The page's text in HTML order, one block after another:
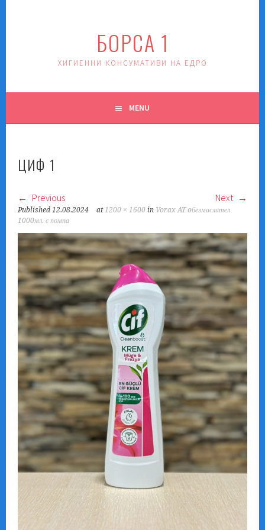
БОРСА 1
ХИГИЕННИ КОНСУМАТИВИ НА ЕДРО
MENU
ЦИФ 1
Previous Next
Published12.08.2024 at1200 × 1600 in Vorax AT oбезмаслител
1000мл. с помпа